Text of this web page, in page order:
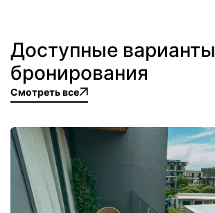
Доступные варианты
бронирования
Смотреть все